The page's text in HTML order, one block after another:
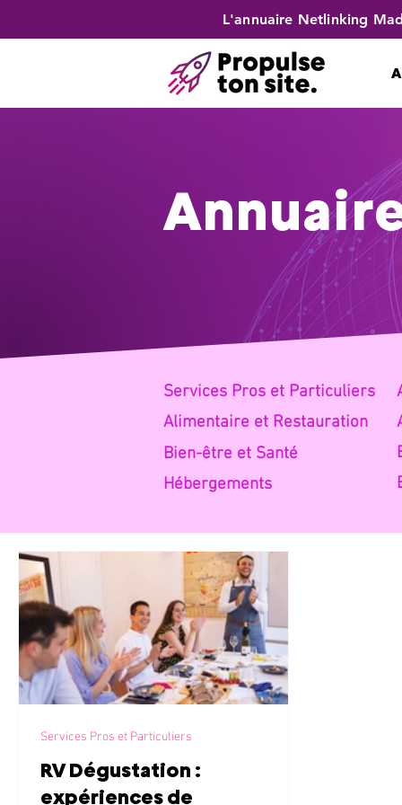
L'annuaire Netlinking
Services Pros et Particuliers
Alimentaire et Restauration
Bien-être et Santé
Hébergements
RV Dégustation :
expériences de
Services Pros et Particuliers